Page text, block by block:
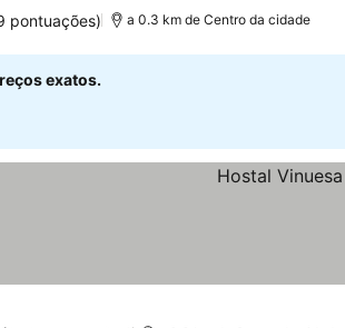
pontuações) a 0.3 km de Centro da cidade
exatos.